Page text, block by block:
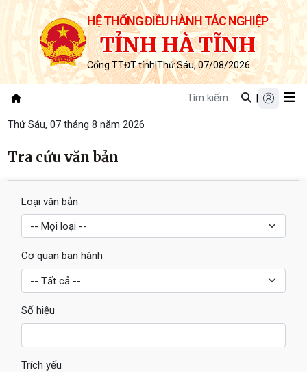
HỆ THỐNG ĐIỀU HÀNH TÁC NGHIỆP
TỈNH HÀ TĨNH
Cổng TTĐT tỉnh|Thứ Sáu, 07/08/2026
|
Thứ Sáu, 07 tháng 8 năm 2026
Tra cứu văn bản
Loại văn bản
Cơ quan ban hành
Số hiệu
Trích yếu